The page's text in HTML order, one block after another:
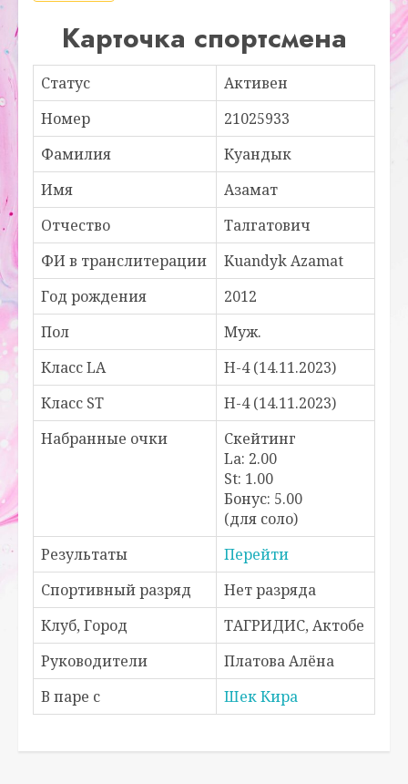
Карточка спортсмена
Статус
Активен
Номер
21025933
Фамилия
Куандык
Имя
Азамат
Отчество
Талгатович
ФИ в транслитерации
Kuandyk Azamat
Год рождения
2012
Пол
Муж.
Класс LA
H-4 (14.11.2023)
Класс ST
H-4 (14.11.2023)
Набранные очки
Скейтинг
La: 2.00
St: 1.00
Бонус: 5.00
(для соло)
Результаты
Перейти
Спортивный разряд
Нет разряда
Клуб, Город
ТАГРИДИС, Актобе
Руководители
Платова Алёна
В паре с
Шек Кира